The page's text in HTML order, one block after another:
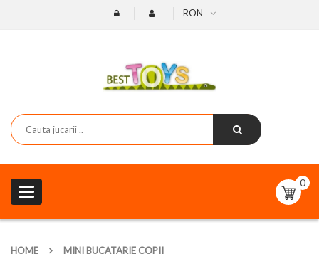
RON
Toggle
navigation
0
HOME MINI BUCATARIE COPII